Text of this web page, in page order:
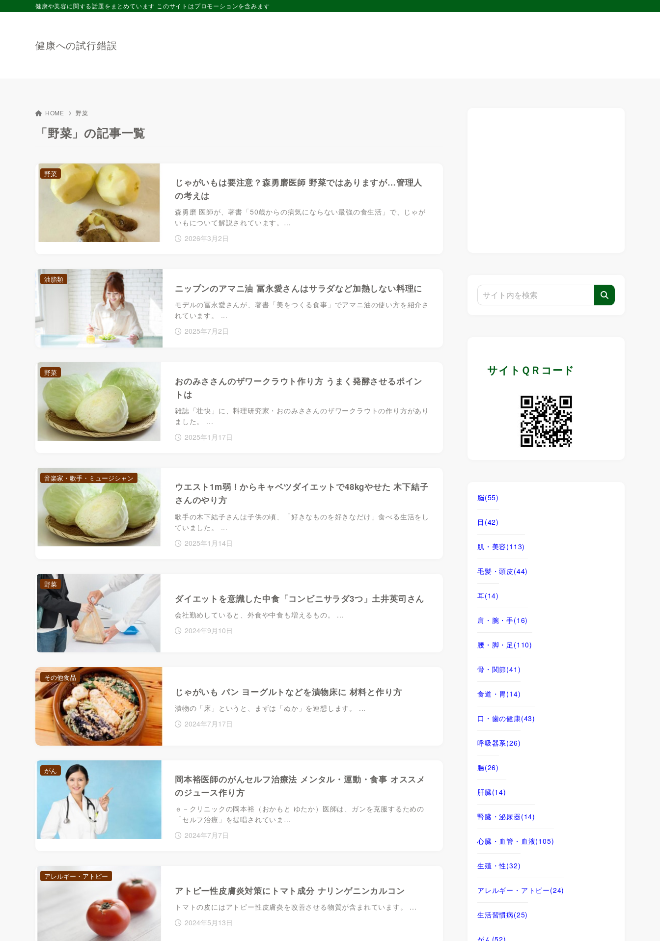
健康への試行錯誤
健康や美容に関する話題をまとめています このサイトはプロモーションを含みます
HOME 野菜
「野菜」の記事一覧
じゃがいもは要注意？森勇磨医師 野菜ではありますが…管理人
の考えは
森勇磨 医師が、著書「50歳からの病気にならない最強の食生活」で、じゃが
いもについて解説されています。…
2026年3月2日
野菜
ニップンのアマニ油 冨永愛さんはサラダなど加熱しない料理に
モデルの冨永愛さんが、著書「美をつくる食事」でアマニ油の使い方を紹介さ
れています。 ...
2025年7月2日
油脂類
おのみささんのザワークラウト作り方 うまく発酵させるポイン
トは
雑誌「壮快」に、料理研究家・おのみささんのザワークラウトの作り方があり
ました。 ...
2025年1月17日
野菜
ウエスト1m弱！からキャベツダイエットで48kgやせた 木下結子
さんのやり方
歌手の木下結子さんは子供の頃、「好きなものを好きなだけ」食べる生活をし
ていました。 ...
2025年1月14日
音楽家・歌手・ミュージシャン
ダイエットを意識した中食「コンビニサラダ3つ」土井英司さん
会社勤めしていると、外食や中食も増えるもの。 ...
2024年9月10日
野菜
じゃがいも パン ヨーグルトなどを漬物床に 材料と作り方
漬物の「床」というと、まずは「ぬか」を連想します。 ...
2024年7月17日
その他食品
岡本裕医師のがんセルフ治療法 メンタル・運動・食事 オススメ
のジュース作り方
ｅ－クリニックの岡本裕（おかもと ゆたか）医師は、ガンを克服するための
「セルフ治療」を提唱されていま…
2024年7月7日
がん
アトピー性皮膚炎対策にトマト成分 ナリンゲニンカルコン
トマトの皮にはアトピー性皮膚炎を改善させる物質が含まれています。 ...
2024年5月13日
アレルギー・アトピー
サイトＱＲコード
脳(55)
目 (42)
肌・美容(113)
毛髪・頭皮(44)
耳(14)
肩・腕・手(16)
腰・脚・足 (110)
骨・関節(41)
食道・胃 (14)
口・歯の健康(43)
呼吸器系(26)
腸(26)
肝臓(14)
腎臓・泌尿器(14)
心臓・血管・血液(105)
生殖・性(32)
アレルギー・アトピー(24)
生活習慣病(25)
がん(52)